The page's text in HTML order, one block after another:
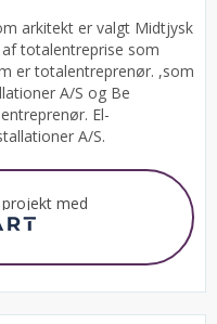
arkitekt er valgt Midtjysk
totalentreprise som
er totalentreprenør. ,som
A/S og Be
El-
A/S.
med